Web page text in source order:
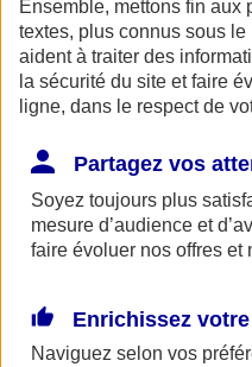
AXA Entraide met à votre
proches une ligne de soutien
accessible 24h/24 au 0800 77
Espace Client
Fermer le
Ensemble, mettons fin aux
textes, plus connus sous le
aident à traiter des
la sécurité du site et faire
ligne, dans le respect de
Partagez vos
Soyez toujours plus
mesure d’audience et
faire évoluer nos offres et
Enrichissez
Naviguez selon vos